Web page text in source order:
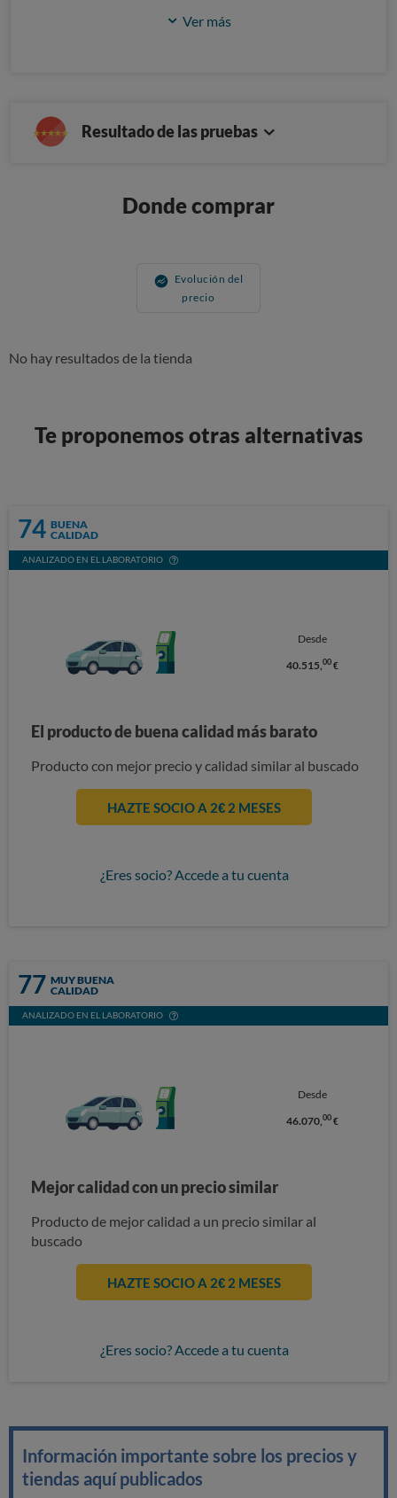
Ver más
Resultado de las pruebas
Donde comprar
Evolución del
precio
No hay resultados de la tienda
Te proponemos otras alternativas
74 BUENA
CALIDAD
ANALIZADO EN EL LABORATORIO
Desde
40.515, 00€
El producto de buena calidad más barato
Producto con mejor precio y calidad similar al buscado
HAZTE SOCIO A 2€ 2 MESES
¿Eres socio? Accede a tu cuenta
77 MUY BUENA
CALIDAD
ANALIZADO EN EL LABORATORIO
Desde
46.070, 00€
Mejor calidad con un precio similar
Producto de mejor calidad a un precio similar al
buscado
HAZTE SOCIO A 2€ 2 MESES
¿Eres socio? Accede a tu cuenta
Información importante sobre los precios y
tiendas aquí publicados